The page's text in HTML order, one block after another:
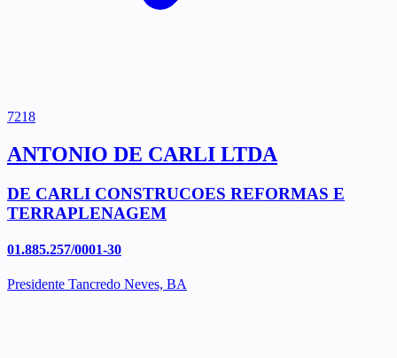
7218
ANTONIO DE CARLI LTDA
DE CARLI CONSTRUCOES REFORMAS E
TERRAPLENAGEM
01.885.257/0001-30
Presidente Tancredo Neves, BA